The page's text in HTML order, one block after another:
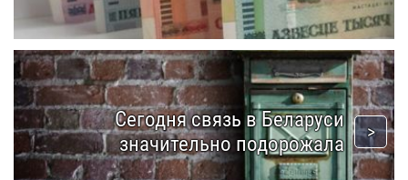
Сегодня связь в Беларуси
значительно подорожала